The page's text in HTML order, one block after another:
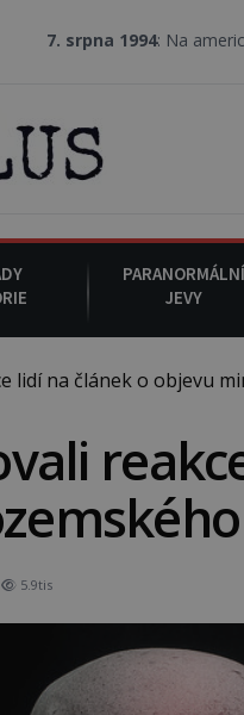
1994 : Na americké
PARANORMÁLNÍ
JEVY
lidí na článek o objevu
5.9tis